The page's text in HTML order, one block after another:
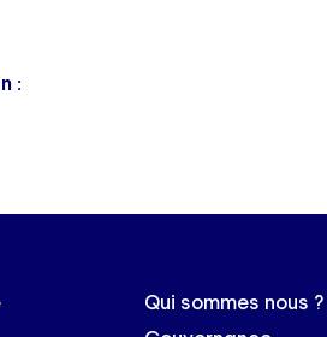
:
Qui sommes nous ?